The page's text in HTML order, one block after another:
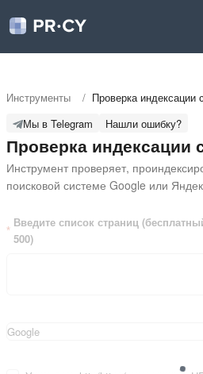
Инструменты / Проверка индексации
Проверка индексации
Мы в Telegram Нашли ошибку?
Инструмент проверяет,
поисковой системе Google или
Введите список страниц
500)
Google